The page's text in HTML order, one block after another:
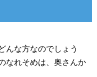
んな方なのでしょう
なれそめは、奥さんか